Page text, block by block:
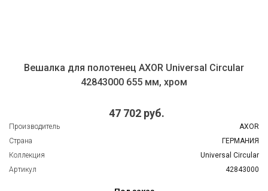
Вешалка для полотенец AXOR Universal Circular
42843000 655 мм, хром
47 702 руб.
Производитель
AXOR
Страна
ГЕРМАНИЯ
Коллекция
Universal Circular
Артикул
42843000